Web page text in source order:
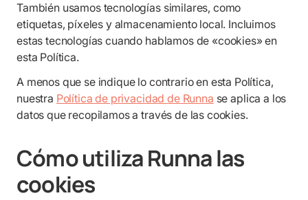
También usamos tecnologías similares, como
etiquetas, píxeles y almacenamiento local. Incluimos
estas tecnologías cuando hablamos de «cookies» en
esta Política.
A menos que se indique lo contrario en esta Política,
nuestra Política de privacidad de Runna se aplica a los
datos que recopilamos a través de las cookies.
Cómo utiliza Runna las
cookies